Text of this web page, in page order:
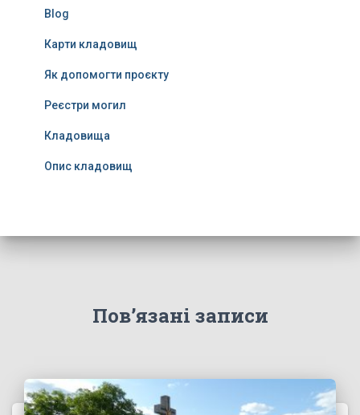
Blog
Карти кладовищ
Як допомогти проєкту
Реєстри могил
Кладовища
Опис кладовищ
Пов’язані записи